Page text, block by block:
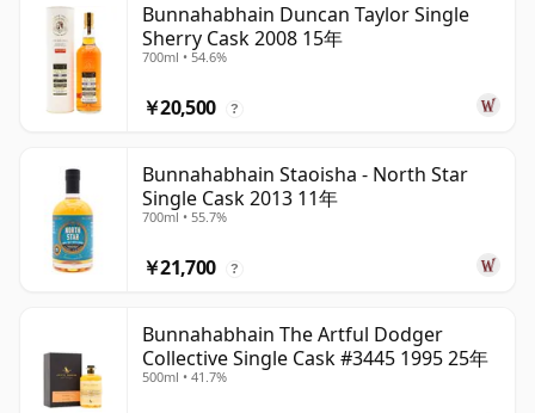
Bunnahabhain Duncan Taylor Single
Sherry Cask 2008 15年
700ml • 54.6%
￥20,500 ?
Bunnahabhain Staoisha - North Star
Single Cask 2013 11年
700ml • 55.7%
￥21,700 ?
Bunnahabhain The Artful Dodger
Collective Single Cask #3445 1995 25年
500ml • 41.7%